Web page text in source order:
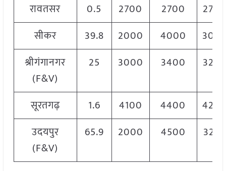
रावतसर
0.5 2700 2700
सीकर
39.8 2000 4000
श्रीगंगानगर
(F&V)
25 3000 3400
सूरतगढ़ 1.6 4100 4400
उदयपुर
(F&V)
65.9 2000 4500 3250